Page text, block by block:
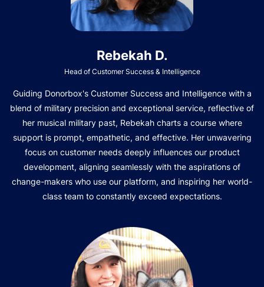
Rebekah D.
Head of Customer Success & Intelligence
Guiding Donorbox's Customer Success and Intelligence with a
blend of military precision and exceptional service, reflective of
her musical military past, Rebekah charts a course where
support is prompt, empathetic, and effective. Her unwavering
focus on customer needs deeply influences our product
development, aligning seamlessly with the aspirations of
change-makers who use our platform, and inspiring her world-
class team to constantly exceed expectations.